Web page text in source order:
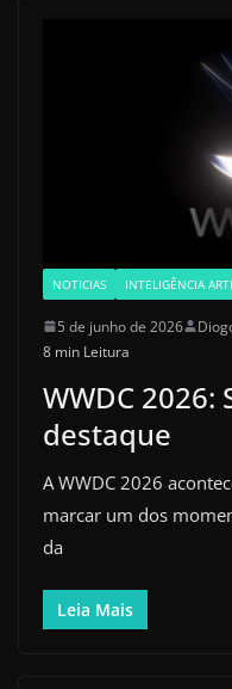
NOTICIAS INTELIGÊNCIA
5 de junho de 2026
8 min Leitura
WWDC 2026:
destaque
A WWDC 2026
marcar um dos
da
Leia Mais